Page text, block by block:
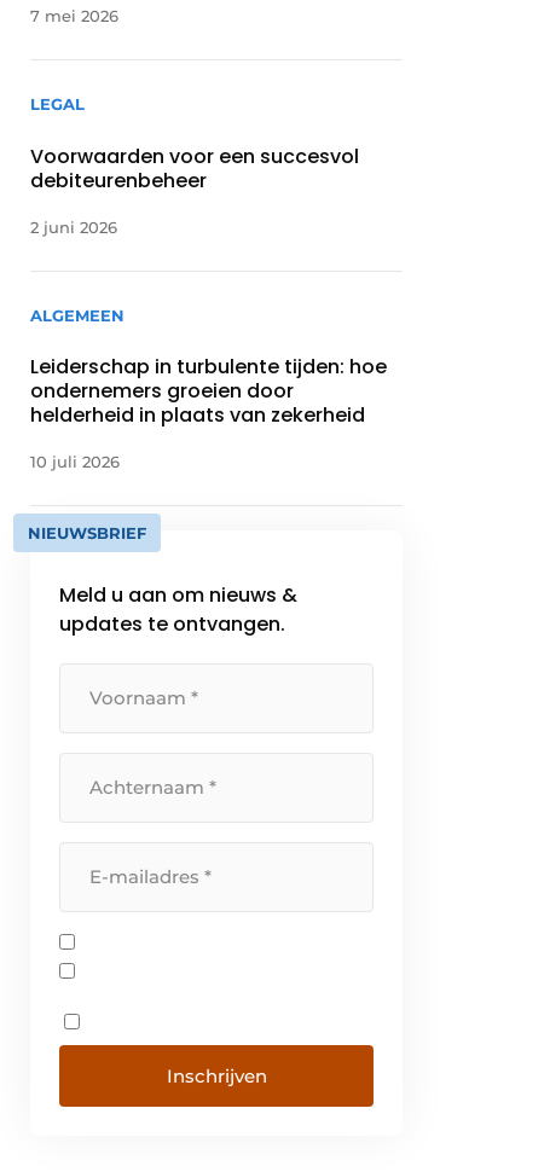
7 mei 2026
LEGAL
Voorwaarden voor een succesvol
debiteurenbeheer
2 juni 2026
ALGEMEEN
Leiderschap in turbulente tijden: hoe
ondernemers groeien door
helderheid in plaats van zekerheid
10 juli 2026
NIEUWSBRIEF
Meld u aan om nieuws &
updates te ontvangen.